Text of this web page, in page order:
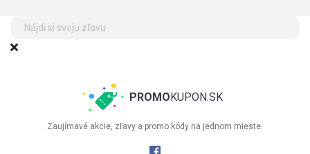
PROMO KUPON.SK
Zaujímavé akcie, zľavy a promo kódy na jednom mieste.